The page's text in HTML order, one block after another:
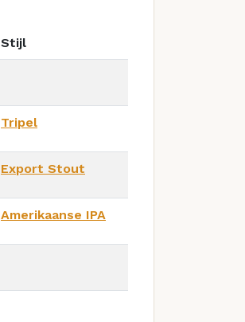
Stijl
Tripel
Export Stout
Amerikaanse IPA